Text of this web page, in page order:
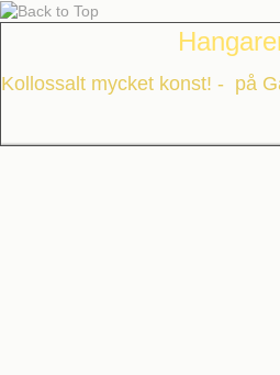
Kollossalt mycket konst! - på